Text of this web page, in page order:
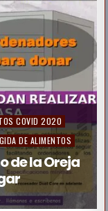
COVID 2020
DE ALIMENTOS
de la Oreja